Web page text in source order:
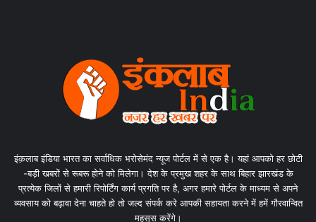
इंक़लाब इंडिया भारत का सर्वाधिक भरोसेमंद न्यूज पोर्टल में से एक है। यहां आपको हर छोटी
-बड़ी खबरों से रूबरू होने को मिलेगा। देश के प्रमुख शहर के साथ बिहार झारखंड के
प्रत्येक जिलों से हमारी रिपोर्टिंग कार्य प्रगति पर है, अगर हमारे पोर्टल के माध्यम से अपने
व्यवसाय को बढ़ावा देना चाहते हो तो जल्द संपर्क करे आपकी सहायता करने में हमें गौरवान्वित
महसूस करेंगे।